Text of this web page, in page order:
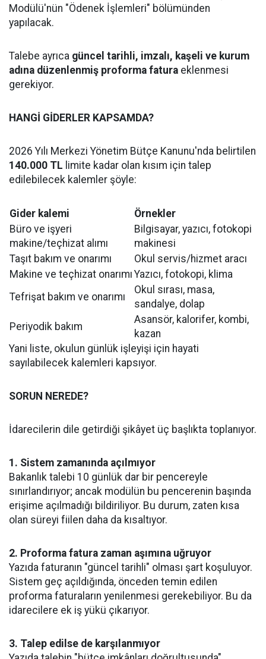
Modülü'nün "Ödenek İşlemleri" bölümünden
yapılacak.
Talebe ayrıca güncel tarihli, imzalı, kaşeli ve kurum
adına düzenlenmiş proforma fatura eklenmesi
gerekiyor.
HANGİ GİDERLER KAPSAMDA?
2026 Yılı Merkezi Yönetim Bütçe Kanunu'nda belirtilen
140.000 TL limite kadar olan kısım için talep
edilebilecek kalemler şöyle:
Gider kalemi
Örnekler
Büro ve işyeri
makine/teçhizat alımı
Bilgisayar, yazıcı, fotokopi
makinesi
Taşıt bakım ve onarımı
Okul servis/hizmet aracı
Makine ve teçhizat onarımı Yazıcı, fotokopi, klima
Tefrişat bakım ve onarımı
Okul sırası, masa,
sandalye, dolap
Periyodik bakım
Asansör, kalorifer, kombi,
kazan
Yani liste, okulun günlük işleyişi için hayati
sayılabilecek kalemleri kapsıyor.
SORUN NEREDE?
İdarecilerin dile getirdiği şikâyet üç başlıkta toplanıyor.
1. Sistem zamanında açılmıyor
Bakanlık talebi 10 günlük dar bir pencereyle
sınırlandırıyor; ancak modülün bu pencerenin başında
erişime açılmadığı bildiriliyor. Bu durum, zaten kısa
olan süreyi fiilen daha da kısaltıyor.
2. Proforma fatura zaman aşımına uğruyor
Yazıda faturanın "güncel tarihli" olması şart koşuluyor.
Sistem geç açıldığında, önceden temin edilen
proforma faturaların yenilenmesi gerekebiliyor. Bu da
idarecilere ek iş yükü çıkarıyor.
3. Talep edilse de karşılanmıyor